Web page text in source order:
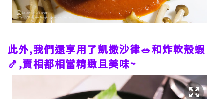
此外,我們還享用了凱撒沙律🥗和炸軟殼蝦
🍤,賣相都相當精緻且美味~